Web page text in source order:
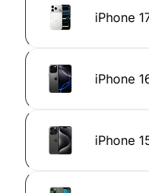
iPhone
iPhone
iPhone